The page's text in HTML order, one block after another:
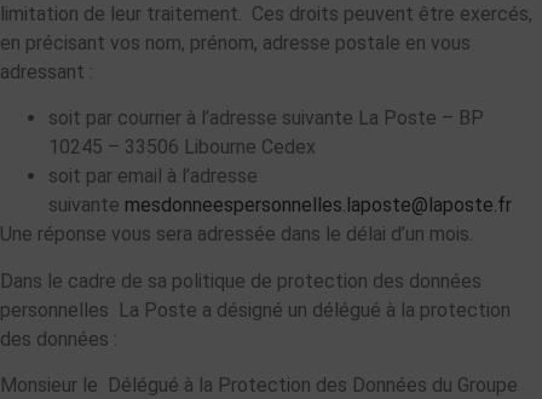
limitation de leur traitement. Ces droits peuvent être exercés,
en précisant vos nom, prénom, adresse postale en vous
adressant :
soit par courrier à l’adresse suivante La Poste – BP
10245 – 33506 Libourne Cedex
soit par email à l’adresse
suivante mesdonneespersonnelles.laposte@laposte.fr
Une réponse vous sera adressée dans le délai d’un mois.
Dans le cadre de sa politique de protection des données
personnelles La Poste a désigné un délégué à la protection
des données :
Monsieur le Délégué à la Protection des Données du Groupe